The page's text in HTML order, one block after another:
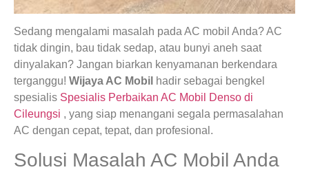
Sedang mengalami masalah pada AC mobil Anda? AC
tidak dingin, bau tidak sedap, atau bunyi aneh saat
dinyalakan? Jangan biarkan kenyamanan berkendara
terganggu! Wijaya AC Mobil hadir sebagai bengkel
spesialis Spesialis Perbaikan AC Mobil Denso di
Cileungsi , yang siap menangani segala permasalahan
AC dengan cepat, tepat, dan profesional.
Solusi Masalah AC Mobil Anda